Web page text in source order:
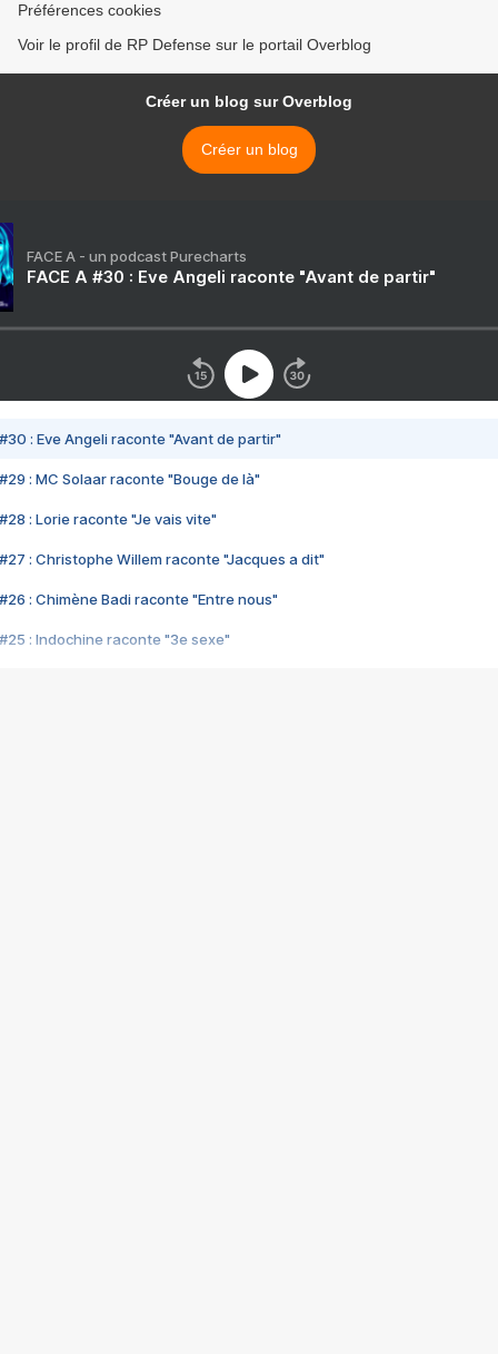
Préférences cookies
Voir le profil de RP Defense sur le portail Overblog
Créer un blog sur Overblog
Créer un blog
FACE A - un podcast Purecharts
FACE A #30 : Eve Angeli raconte "Avant de partir"
#30 : Eve Angeli raconte "Avant de partir"
#29 : MC Solaar raconte "Bouge de là"
#28 : Lorie raconte "Je vais vite"
#27 : Christophe Willem raconte "Jacques a dit"
#26 : Chimène Badi raconte "Entre nous"
#25 : Indochine raconte "3e sexe"